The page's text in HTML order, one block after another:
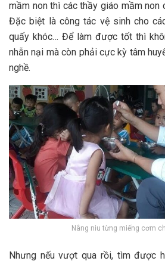
mầm non thì các thầy giáo mầm non
Đặc biệt là công tác vệ sinh cho
quấy khóc… Để làm được tốt thì
nhẫn nại mà còn phải cực kỳ tâm
nghề.
Nâng niu từng miếng cơm
Nhưng nếu vượt qua rồi, tìm được